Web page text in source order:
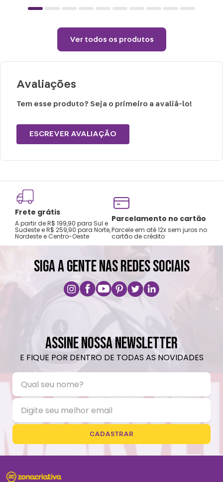
(sem vapor).
Permitido uso de centrifuga e máquina
Temperatura máxima de lavagem 40°.
Ver todos os produtos
Avaliações
Tem esse produto? Seja o primeiro a avaliá-lo!
ESCREVER AVALIAÇÃO
Frete grátis
A partir de R$ 199,90 para Sul e
Sudeste e R$ 259,90 para Norte,
Nordeste e Centro-Oeste
Parcelamento no cartão
Parcele em até 12x sem juros no
cartão de crédito
SIGA A GENTE NAS REDES SOCIAIS
ASSINE NOSSA NEWSLETTER
E FIQUE POR DENTRO DE TODAS AS NOVIDADES
CADASTRAR